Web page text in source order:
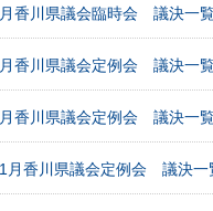
香川県議会臨時会 議決一
香川県議会定例会 議決一
香川県議会定例会 議決一
月香川県議会定例会 議決一